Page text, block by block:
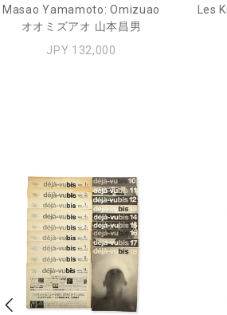
Masao Yamamoto: Omizuao
オオミズアオ 山本昌男
JPY 132,000
Les